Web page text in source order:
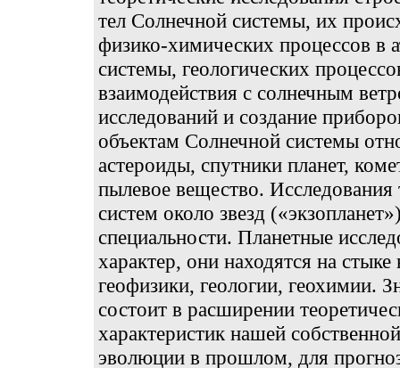
тел Солнечной системы, их
физико-химических процессов в
системы, геологических
взаимодействия с солнечным
исследований и создание
объектам Солнечной системы
астероиды, спутники планет,
пылевое вещество.
систем около звезд
специальности. Планетные
характер, они находятся на
геофизики, геологии, геохимии.
состоит в расширении
характеристик нашей
эволюции в прошлом, для